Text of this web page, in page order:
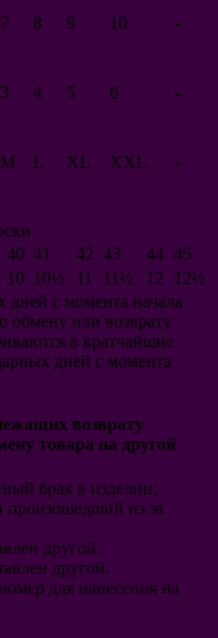
Юнайтед
Дортмунд
Менх
7 8 9 10 -
3 4 5 6 -
M L XL XXL -
40 41 42 43 44 45
10 10½ 11 11½ 12 12½
с момента начала
обмену или возврату
в кратчайшие
дней с момента
возврату
товара на другой
брак в изделии;
произошедший из за
другой.
другой.
для нанесения на